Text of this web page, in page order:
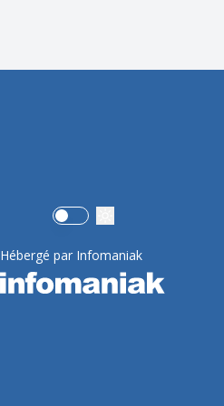
Use setting
Hébergé par Infomaniak